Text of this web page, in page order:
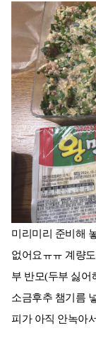
미리미리 준비해
없어요ㅠㅠ 계량
부 반모(두부 싫어
소금후추 챔기름
피가 아직 안녹아